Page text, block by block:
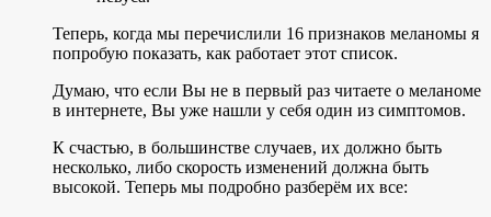
Теперь, когда мы перечислили 16 признаков меланомы я
попробую показать, как работает этот список.
Думаю, что если Вы не в первый раз читаете о меланоме
в интернете, Вы уже нашли у себя один из симптомов.
К счастью, в большинстве случаев, их должно быть
несколько, либо скорость изменений должна быть
высокой. Теперь мы подробно разберём их все: